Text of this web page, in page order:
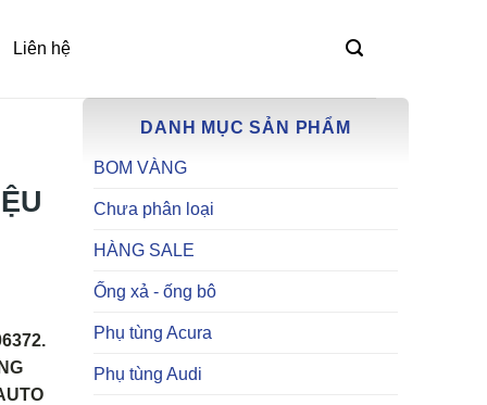
Liên hệ
DANH MỤC SẢN PHẨM
BOM VÀNG
Chưa phân loại
HÀNG SALE
Ống xả - ống bô
Phụ tùng Acura
Phụ tùng Audi